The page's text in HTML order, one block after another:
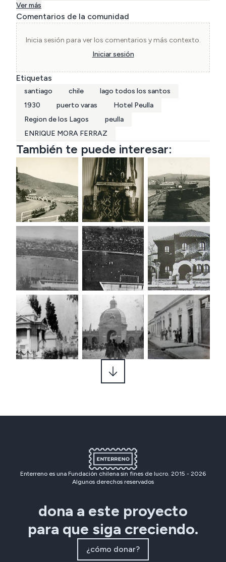
Ver más
Comentarios de la comunidad
Inicia sesión para ver los comentarios y más contexto.
Iniciar sesión
Etiquetas
santiago chile
lago todos los santos
1930
puerto varas
Hotel Peulla
Region de los Lagos
peulla
ENRIQUE MORA FERRAZ
También te puede interesar:
Enterreno es una Fundación chilena sin fines de lucro. 2015 - 2026
Algunos derechos reservados
dona a este proyecto
para que siga creciendo.
¿cómo donar?